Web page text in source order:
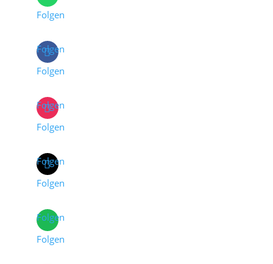
Folgen
Folgen
Folgen
Folgen
Folgen
Folgen
Folgen
Folgen
Folgen